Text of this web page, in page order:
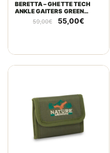
BERETTA – GHETTE TECH
ANKLE GAITERS GREEN
MOSS59,00€
Il
prezzo
55,00€
55,00€.